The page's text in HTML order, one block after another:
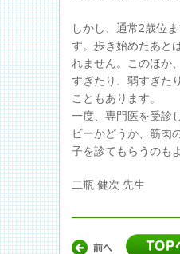
しかし、通常2歳位
す。歩き始めたあと
れません。このほか
すぎたり、弱すぎた
こともあります。
一度、専門医を受診
ビーかどうか、筋肉
子を診てもらうのも
二瓶 健次 先生